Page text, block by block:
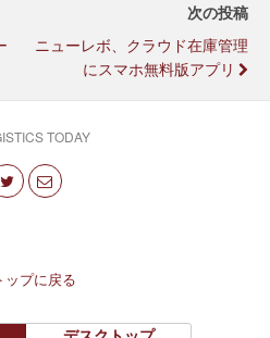
次の投稿
ニューレボ、クラウド在庫管理
にスマホ無料版アプリ
TODAY
ップに戻る